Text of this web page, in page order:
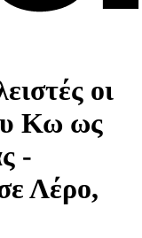
οι
Κω ως
-
Λέρο,